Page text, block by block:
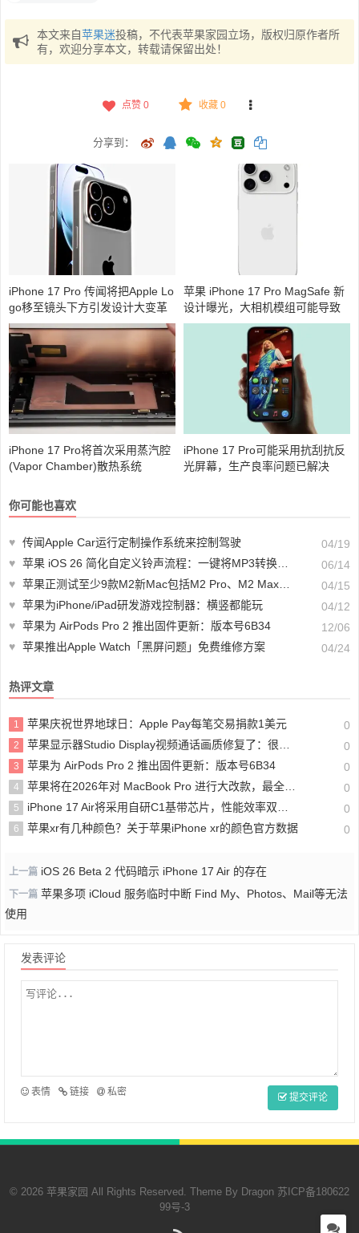
本文来自苹果迷投稿，不代表苹果家园立场，版权归原作者所
有，欢迎分享本文，转载请保留出处！
点赞 0 收藏 0
分享到：
iPhone 17 Pro 传闻将把Apple Lo
go移至镜头下方引发设计大变革
苹果 iPhone 17 Pro MagSafe 新
设计曝光，大相机模组可能导致
标志下移
iPhone 17 Pro将首次采用蒸汽腔
(Vapor Chamber)散热系统
iPhone 17 Pro可能采用抗刮抗反
光屏幕，生产良率问题已解决
你可能也喜欢
♥ 传闻Apple Car运行定制操作系统来控制驾驶
04/19
♥ 苹果 iOS 26 简化自定义铃声流程：一键将MP3转换为iPhone铃声
06/14
♥ 苹果正测试至少9款M2新Mac包括M2 Pro、M2 Max及M2 Ultra
04/15
♥ 苹果为iPhone/iPad研发游戏控制器：横竖都能玩
04/12
♥ 苹果为 AirPods Pro 2 推出固件更新：版本号6B34
12/06
♥ 苹果推出Apple Watch「黑屏问题」免费维修方案 04/24
热评文章
1 苹果庆祝世界地球日：Apple Pay每笔交易捐款1美元 0
2 苹果显示器Studio Display视频通话画质修复了：很快开放更新 0
3 苹果为 AirPods Pro 2 推出固件更新：版本号6B34 0
4 苹果将在2026年对 MacBook Pro 进行大改款，最全预测汇总 0
5 iPhone 17 Air将采用自研C1基带芯片，性能效率双提升 0
6 苹果xr有几种颜色？关于苹果iPhone xr的颜色官方数据 0
上一篇 iOS 26 Beta 2 代码暗示 iPhone 17 Air 的存在
下一篇 苹果多项 iCloud 服务临时中断 Find My、Photos、Mail等无法
使用
发表评论
表情 链接 私密 提交评论
© 2026 苹果家园 All Rights Reserved. Theme By Dragon 苏ICP备180622
99号-3